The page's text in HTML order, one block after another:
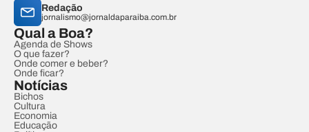
Redação
jornalismo@jornaldaparaiba.com.br
Qual a Boa?
Agenda de Shows
O que fazer?
Onde comer e beber?
Onde ficar?
Notícias
Bichos
Cultura
Economia
Educação